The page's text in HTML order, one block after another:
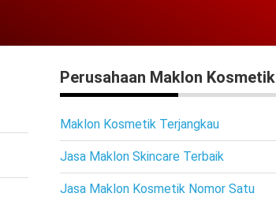
Perusahaan Maklon Kosmetik
Maklon Kosmetik Terjangkau
Jasa Maklon Skincare Terbaik
Jasa Maklon Kosmetik Nomor Satu